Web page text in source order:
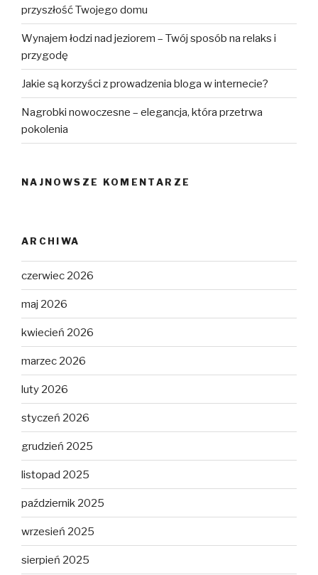
przyszłość Twojego domu
Wynajem łodzi nad jeziorem – Twój sposób na relaks i
przygodę
Jakie są korzyści z prowadzenia bloga w internecie?
Nagrobki nowoczesne – elegancja, która przetrwa
pokolenia
NAJNOWSZE KOMENTARZE
ARCHIWA
czerwiec 2026
maj 2026
kwiecień 2026
marzec 2026
luty 2026
styczeń 2026
grudzień 2025
listopad 2025
październik 2025
wrzesień 2025
sierpień 2025